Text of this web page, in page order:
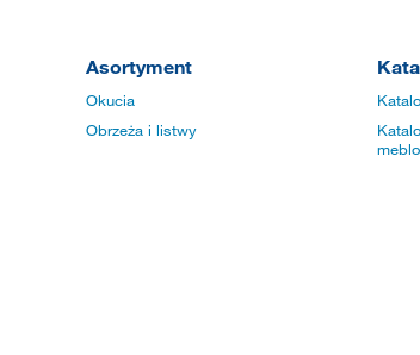
Asortyment
Okucia
Obrzeża i listwy